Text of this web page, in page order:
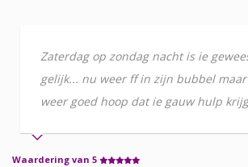
Zaterdag op zondag nacht is ie
gelijk... nu weer ff in zijn bubbel
weer goed hoop dat ie gauw hulp
Waardering van 5